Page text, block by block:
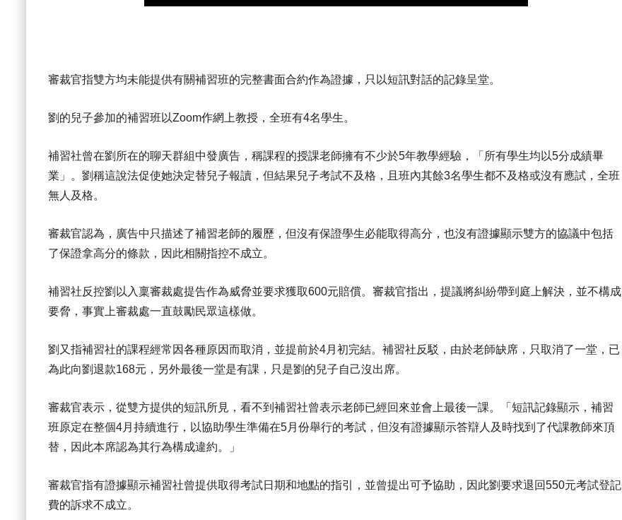
審裁官指雙方均未能提供有關補習班的完整書面合約作為證據，只以短訊對話的記錄呈堂。
劉的兒子參加的補習班以Zoom作網上教授，全班有4名學生。
補習社曾在劉所在的聊天群組中發廣告，稱課程的授課老師擁有不少於5年教學經驗，「所有學生均以5分成績畢
業」。劉稱這說法促使她決定替兒子報讀，但結果兒子考試不及格，且班內其餘3名學生都不及格或沒有應試，全班
無人及格。
審裁官認為，廣告中只描述了補習老師的履歷，但沒有保證學生必能取得高分，也沒有證據顯示雙方的協議中包括
了保證拿高分的條款，因此相關指控不成立。
補習社反控劉以入稟審裁處提告作為威脅並要求獲取600元賠償。審裁官指出，提議將糾紛帶到庭上解決，並不構成
要脅，事實上審裁處一直鼓勵民眾這樣做。
劉又指補習社的課程經常因各種原因而取消，並提前於4月初完結。補習社反駁，由於老師缺席，只取消了一堂，已
為此向劉退款168元，另外最後一堂是有課，只是劉的兒子自己沒出席。
審裁官表示，從雙方提供的短訊所見，看不到補習社曾表示老師已經回來並會上最後一課。「短訊記錄顯示，補習
班原定在整個4月持續進行，以協助學生準備在5月份舉行的考試，但沒有證據顯示答辯人及時找到了代課教師來頂
替，因此本席認為其行為構成違約。」
審裁官指有證據顯示補習社曾提供取得考試日期和地點的指引，並曾提出可予協助，因此劉要求退回550元考試登記
費的訴求不成立。